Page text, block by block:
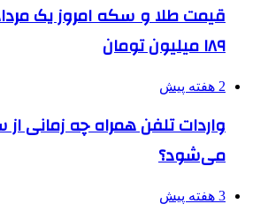
قیمت طلا و سکه امروز یک
۱۸۹ میلیون تومان
2 هفته پیش
واردات تلفن همراه چه زمانی
می‌شود؟
3 هفته پیش